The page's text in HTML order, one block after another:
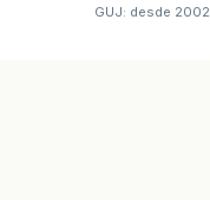
GUJ: desde 2002.